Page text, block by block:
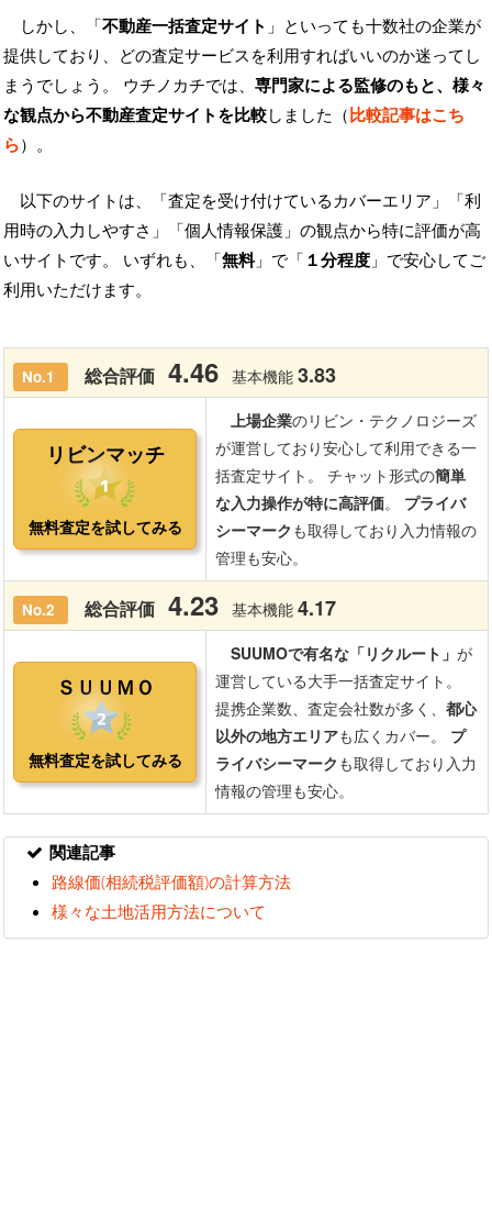
しかし、「不動産一括査定サイト 」といっても十数社の企業が
提供しており、どの査定サービスを利用すればいいのか迷ってし
まうでしょう。 ウチノカチでは、 専門家による監修のもと、様々
な観点から不動産査定サイトを比較しました（比較記事はこち
ら）。
以下のサイトは、「査定を受け付けているカバーエリア」「利
用時の入力しやすさ」「個人情報保護」の観点から特に評価が高
いサイトです。 いずれも、「無料」で「 １分程度 」で安心してご
利用いただけます。
関連記事
路線価(相続税評価額)の計算方法
様々な土地活用方法について